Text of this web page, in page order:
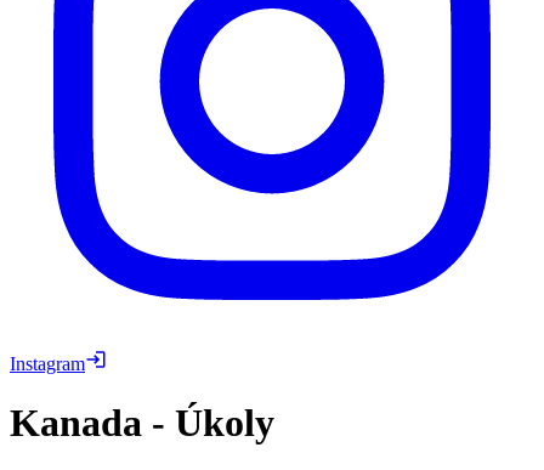
Instagram
Kanada - Úkoly